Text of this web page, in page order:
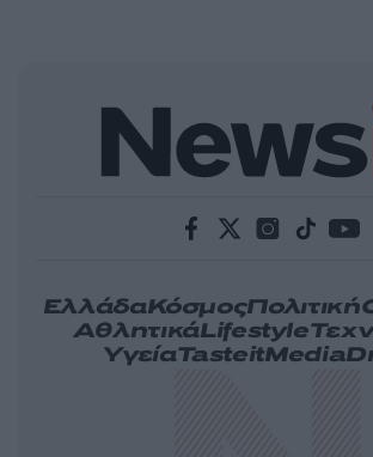
ΕλλάδαΚόσμοςΠολιτική
ΑθλητικάLifestyle
ΥγείαTasteitMedia